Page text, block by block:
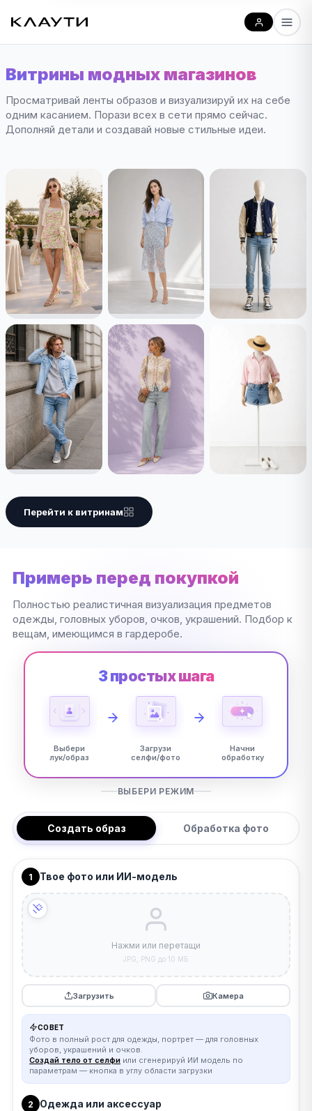
Витрины модных магазинов
Просматривай ленты образов и визуализируй их на себе
одним касанием. Порази всех в сети прямо сейчас.
Дополняй детали и создавай новые стильные идеи.
Перейти к витринам
Примерь перед покупкой
Полностью реалистичная визуализация предметов
одежды, головных уборов, очков, украшений. Подбор к
вещам, имеющимся в гардеробе.
3 простых шага
Выбери
лук/образ
Загрузи
селфи/фото
Начни
обработку
ВЫБЕРИ РЕЖИМ
Создать образ Обработка фото
1 Твое фото или ИИ-модель
Нажми или перетащи
JPG, PNG до 10 МБ
Загрузить Камера
СОВЕТ
Фото в полный рост для одежды, портрет — для головных
уборов, украшений и очков.
Создай тело от селфи или сгенерируй ИИ модель по
параметрам — кнопка в углу области загрузки
2 Одежда или аксессуар